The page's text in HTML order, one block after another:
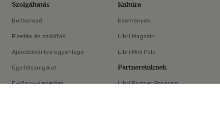
×
Szolgáltatás
Boltkereső
Fizetés és szállítás
Ajándékkártya egyenlege
Ügyfélszolgálat
E-könyv-segédlet
Kultúra
Események
Libri Magazin
Libri Mini Polc
Partnereinknek
Libri Partner Program